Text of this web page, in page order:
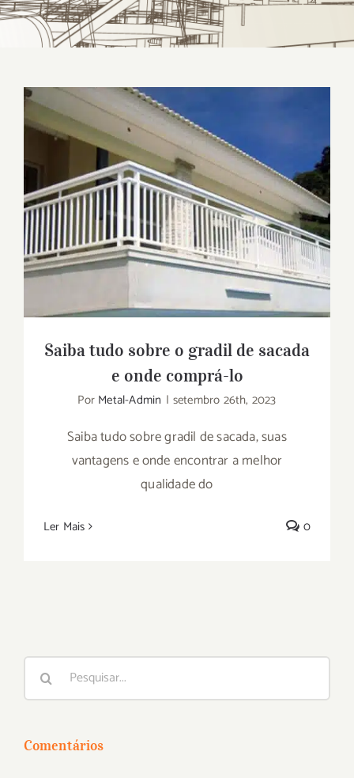
Saiba tudo sobre o gradil de sacada e
onde comprá-lo
Saiba tudo sobre o gradil de sacada
e onde comprá-lo
Por Metal-Admin | setembro 26th, 2023
Saiba tudo sobre gradil de sacada, suas
vantagens e onde encontrar a melhor
qualidade do
Ler Mais 0
Buscar
resultados
Comentários